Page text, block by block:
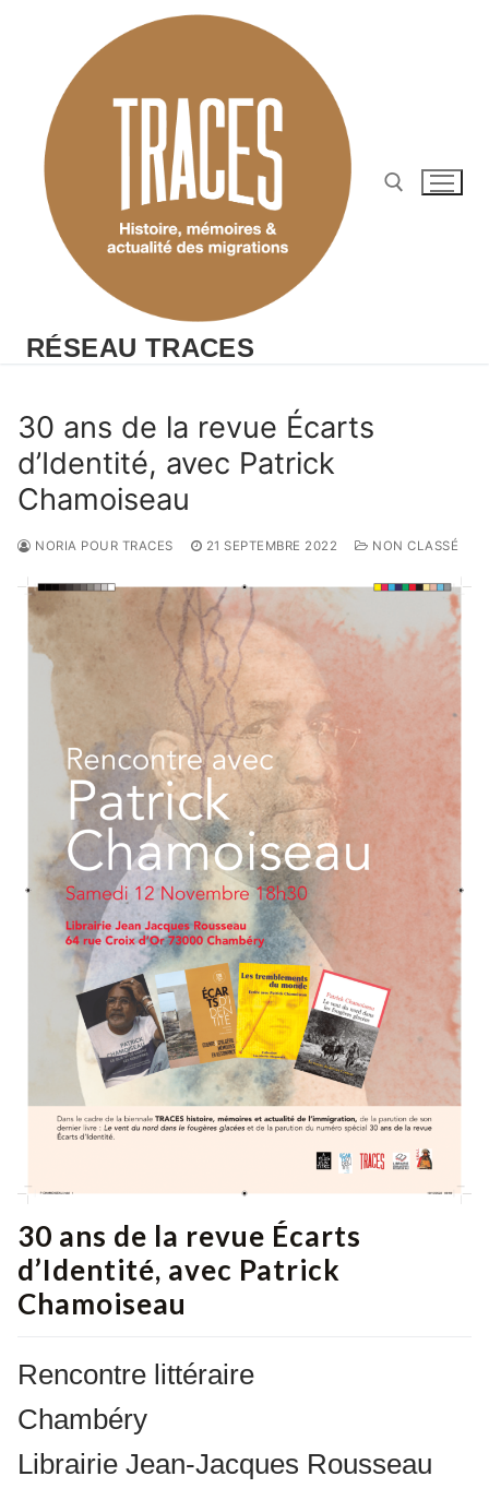
RÉSEAU TRACES
30 ans de la revue Écarts
d’Identité, avec Patrick
Chamoiseau
NORIA POUR TRACES 21 SEPTEMBRE 2022 NON CLASSÉ
30 ans de la revue Écarts
d’Identité, avec Patrick
Chamoiseau
Rencontre littéraire
Chambéry
Librairie Jean-Jacques Rousseau